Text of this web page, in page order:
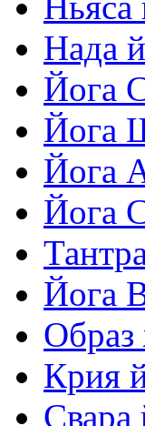
Нада
Йога
Йога
Йога
Йога
Йога
Образ
Крия
Свара